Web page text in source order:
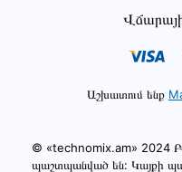
Աշխատում ենք
© «technomix.am» 2024
պաշտպանված են: Կայքի